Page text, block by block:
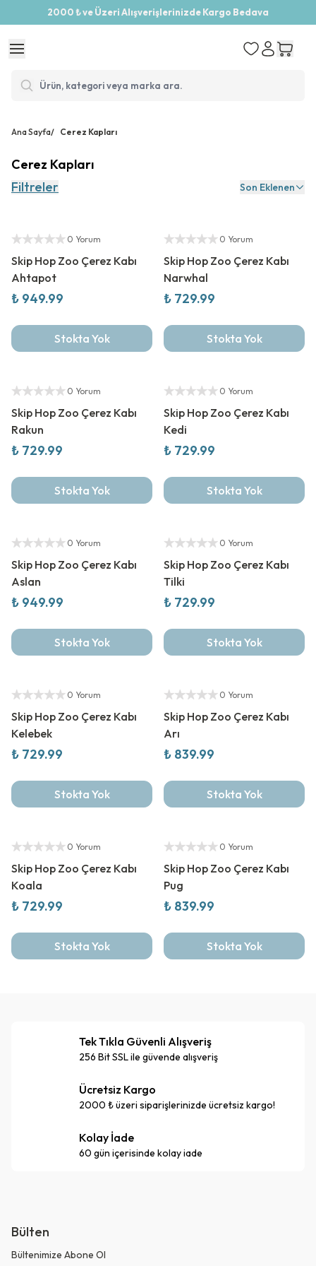
2000 ₺ ve Üzeri Alışverişlerinizde Kargo Bedava
Ana Sayfa/ Cerez Kapları
Cerez Kapları
Filtreler
Son Eklenen
0 Yorum
Skip Hop Zoo Çerez Kabı
Ahtapot
₺ 949.99
Stokta Yok
0 Yorum
Skip Hop Zoo Çerez Kabı
Narwhal
₺ 729.99
Stokta Yok
0 Yorum
Skip Hop Zoo Çerez Kabı
Rakun
₺ 729.99
Stokta Yok
0 Yorum
Skip Hop Zoo Çerez Kabı
Kedi
₺ 729.99
Stokta Yok
0 Yorum
Skip Hop Zoo Çerez Kabı
Aslan
₺ 949.99
Stokta Yok
0 Yorum
Skip Hop Zoo Çerez Kabı
Tilki
₺ 729.99
Stokta Yok
0 Yorum
Skip Hop Zoo Çerez Kabı
Kelebek
₺ 729.99
Stokta Yok
0 Yorum
Skip Hop Zoo Çerez Kabı
Arı
₺ 839.99
Stokta Yok
0 Yorum
Skip Hop Zoo Çerez Kabı
Koala
₺ 729.99
Stokta Yok
0 Yorum
Skip Hop Zoo Çerez Kabı
Pug
₺ 839.99
Stokta Yok
Tek Tıkla Güvenli Alışveriş
256 Bit SSL ile güvende alışveriş
Ücretsiz Kargo
2000 ₺ üzeri siparişlerinizde ücretsiz kargo!
Kolay İade
60 gün içerisinde kolay iade
Bülten
Bültenimize Abone Ol